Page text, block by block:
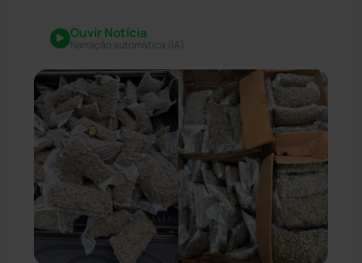
Ouvir Notícia
Narração automática (IA)